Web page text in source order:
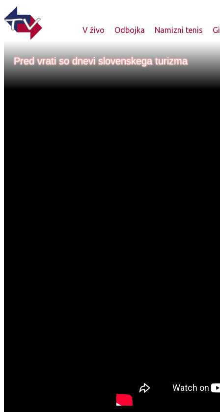
V živo Odbojka Namizni tenis
Pred vrati so dnevi slovenskega turizma